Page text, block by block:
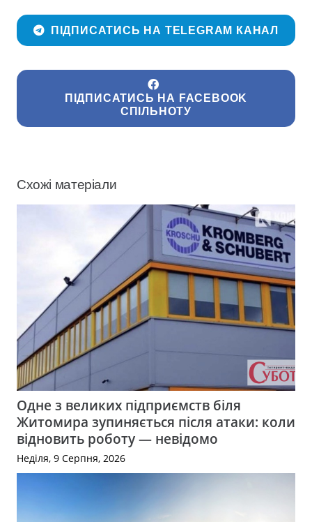
ПІДПИСАТИСЬ НА TELEGRAM КАНАЛ
ПІДПИСАТИСЬ НА FACEBOOK
СПІЛЬНОТУ
Схожі матеріали
Одне з великих підприємств біля
Житомира зупиняється після атаки: коли
відновить роботу — невідомо
Неділя, 9 Серпня, 2026